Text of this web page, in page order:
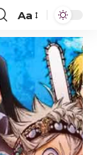
Font
Resizer
Aa